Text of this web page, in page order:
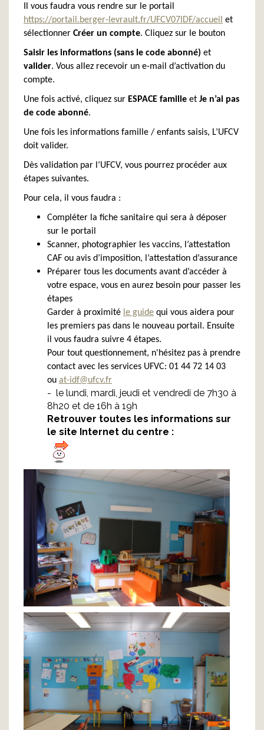
Il vous faudra vous rendre sur le portail
https://portail.berger-levrault.fr/UFCV07IDF/accueil et
sélectionner Créer un compte. Cliquez sur le bouton
Saisir les informations (sans le code abonné) et
valider. Vous allez recevoir un e-mail d’activation du
compte.
Une fois activé, cliquez sur ESPACE famille et Je n’ai pas
de code abonné.
Une fois les informations famille / enfants saisis, L’UFCV
doit valider.
Dès validation par l’UFCV, vous pourrez procéder aux
étapes suivantes.
Pour cela, il vous faudra :
Compléter la fiche sanitaire qui sera à déposer
sur le portail
Scanner, photographier les vaccins, l’attestation
CAF ou avis d’imposition, l’attestation d’assurance
Préparer tous les documents avant d’accéder à
votre espace, vous en aurez besoin pour passer les
étapes
Garder à proximité le guide qui vous aidera pour
les premiers pas dans le nouveau portail. Ensuite
il vous faudra suivre 4 étapes.
Pour tout questionnement, n'hésitez pas à prendre
contact avec les services UFVC: 01 44 72 14 03
ou at-idf@ufcv.fr
- le lundi, mardi, jeudi et vendredi de 7h30 à
8h20 et de 16h à 19h
Retrouver toutes les informations sur
le site Internet du centre :